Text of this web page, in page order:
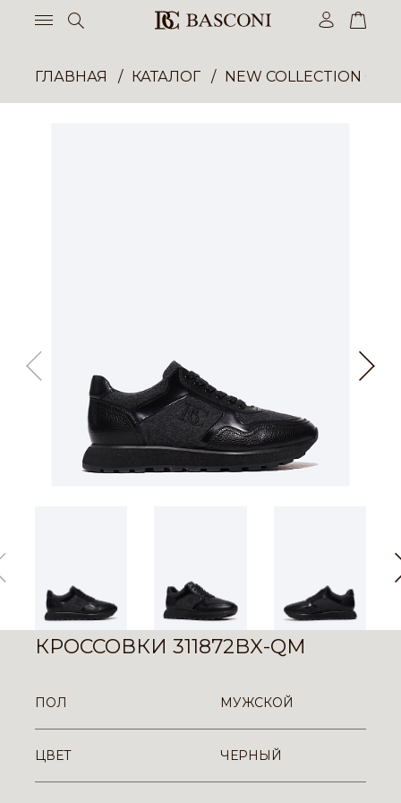
ГЛАВНАЯ КАТАЛОГ NEW COLLECTION
КРОССОВКИ 311872BX-QM
ПОЛ МУЖСКОЙ
ЦВЕТ ЧЕРНЫЙ